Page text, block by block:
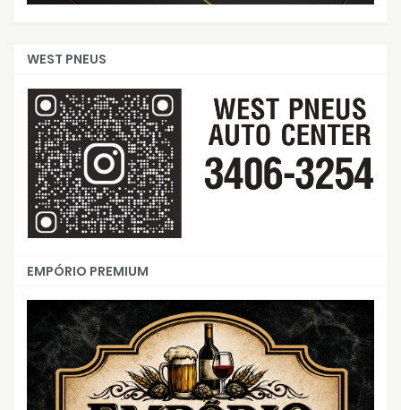
WEST PNEUS
EMPÓRIO PREMIUM